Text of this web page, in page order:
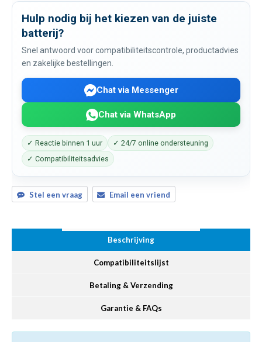
Hulp nodig bij het kiezen van de juiste
batterij?
Snel antwoord voor compatibiliteitscontrole, productadvies
en zakelijke bestellingen.
Chat via Messenger
Chat via WhatsApp
✓ Reactie binnen 1 uur
✓ 24/7 online ondersteuning
✓ Compatibiliteitsadvies
Stel een vraag Email een vriend
Beschrijving
Compatibiliteitslijst
Betaling & Verzending
Garantie & FAQs